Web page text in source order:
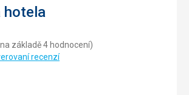
hotela
základě 4 hodnocení)
recenzí